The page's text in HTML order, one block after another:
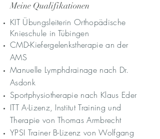
Meine Qualifikationen
KIT Übungsleiterin Orthopädische
Knieschule in Tübingen
CMD-Kiefergelenkstherapie an der
AMS
Manuelle Lymphdrainage nach Dr.
Asdonk
Sportphysiotherapie nach Klaus Eder
ITT A-Lizenz, Institut Training und
Therapie vonThomas Armbrecht
YPSI Trainer B-Lizenz von Wolfgang